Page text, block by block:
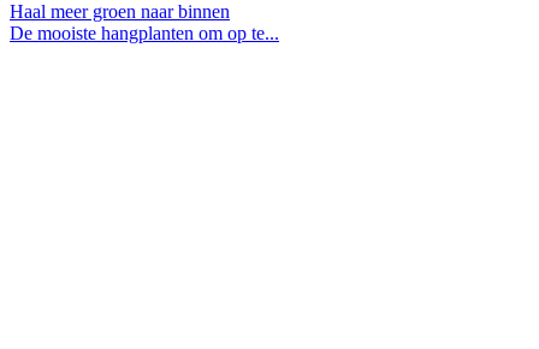
Haal meer groen naar binnen
De mooiste hangplanten om op te...